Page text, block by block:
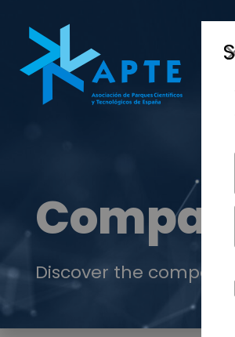
Discover the